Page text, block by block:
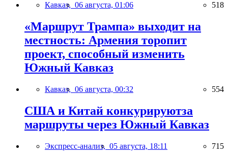
Кавказ, 06 августа, 01:06 518
«Маршрут Трампа» выходит на
местность: Армения торопит
проект, способный изменить
Южный Кавказ
Кавказ, 06 августа, 00:32 554
США и Китай конкурируютза
маршруты через Южный Кавказ
Экспресс-анализ, 05 августа, 18:11 715